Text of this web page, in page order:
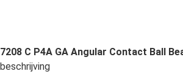
7208 C P4A GA Angular Contact Ball
beschrijving